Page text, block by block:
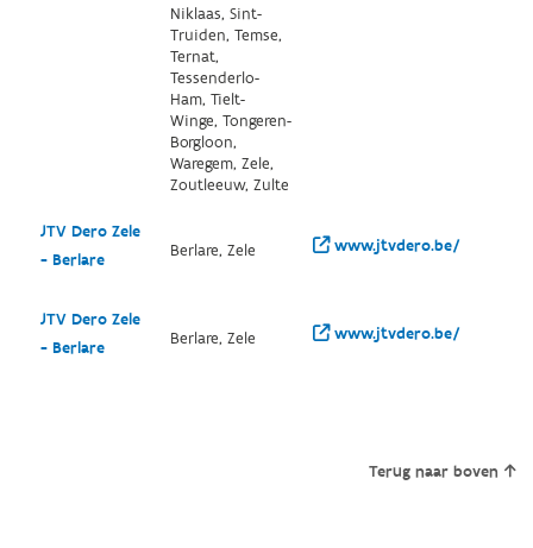
Niklaas, Sint-
Truiden, Temse,
Ternat,
Tessenderlo-
Ham, Tielt-
Winge, Tongeren-
Borgloon,
Waregem, Zele,
Zoutleeuw, Zulte
JTV Dero Zele
- Berlare
Berlare, Zele www.jtvdero.be/
JTV Dero Zele
- Berlare
Berlare, Zele www.jtvdero.be/
Terug naar boven